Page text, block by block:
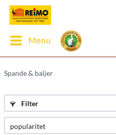
Menu
Spande & baljer
Filter